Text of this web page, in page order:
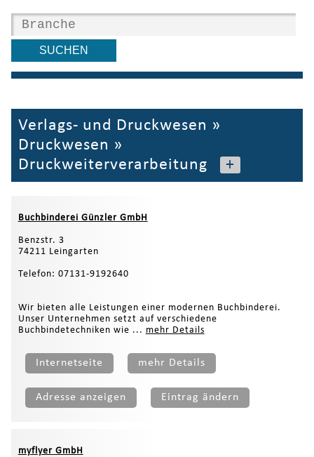
Verlags- und Druckwesen »
Druckwesen »
Druckweiterverarbeitung
+
Buchbinderei Günzler GmbH
Benzstr. 3
74211 Leingarten
Telefon: 07131-9192640
Wir bieten alle Leistungen einer modernen Buchbinderei.
Unser Unternehmen setzt auf verschiedene
Buchbindetechniken wie ... mehr Details
Internetseite mehr Details
Adresse anzeigen Eintrag ändern
myflyer GmbH